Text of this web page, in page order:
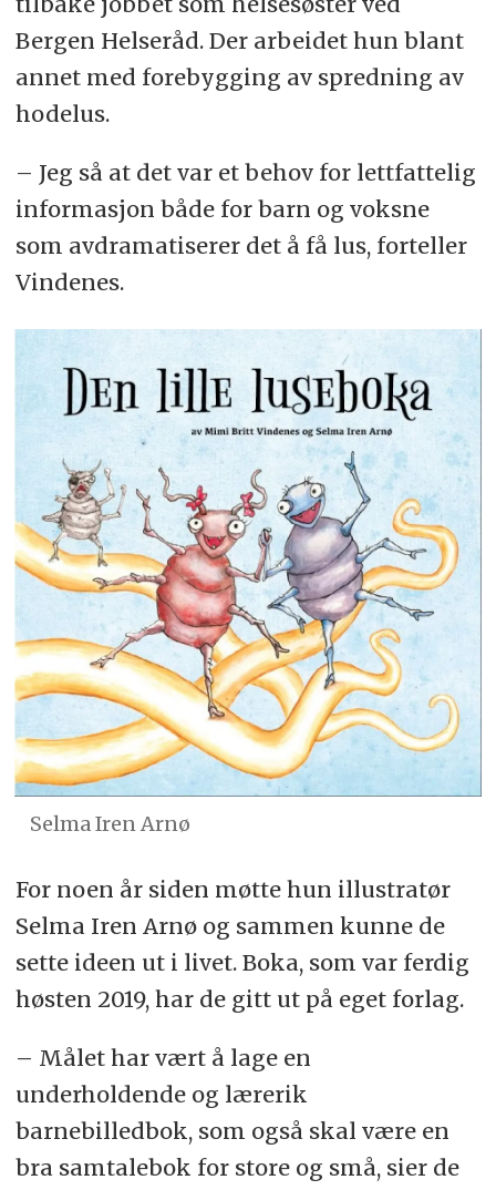
Bergen Helseråd. Der arbeidet hun blant
annet med forebygging av spredning av
hodelus.
– Jeg så at det var et behov for lettfattelig
informasjon både for barn og voksne
som avdramatiserer det å få lus, forteller
Vindenes.
Selma Iren Arnø
For noen år siden møtte hun illustratør
Selma Iren Arnø og sammen kunne de
sette ideen ut i livet. Boka, som var ferdig
høsten 2019, har de gitt ut på eget forlag.
– Målet har vært å lage en
underholdende og lærerik
barnebilledbok, som også skal være en
bra samtalebok for store og små, sier de